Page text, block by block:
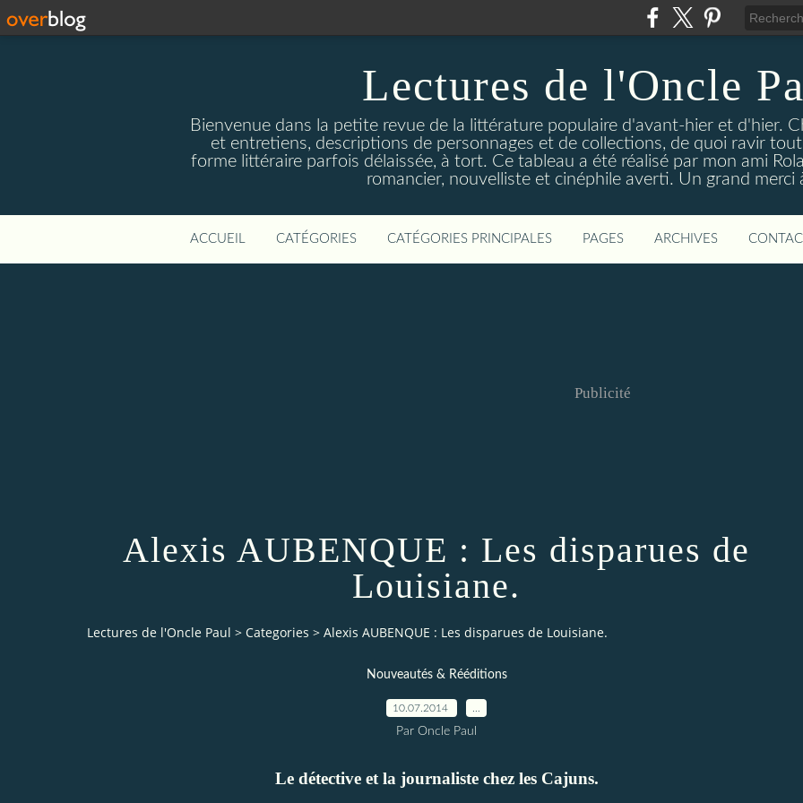
Lectures de l'Oncle
Bienvenue dans la petite revue de la littérature populaire d'avant-hier et d'hier.
et entretiens, descriptions de personnages et de collections, de quoi ravir
forme littéraire parfois délaissée, à tort. Ce tableau a été réalisé par mon ami
romancier, nouvelliste et cinéphile averti. Un grand merci
ACCUEIL CATÉGORIES CATÉGORIES PRINCIPALES PAGES ARCHIVES
Publicité
Alexis AUBENQUE : Les disparues de
Louisiane.
Lectures de l'Oncle Paul > Categories > Alexis AUBENQUE : Les disparues de Louisiane.
Nouveautés & Rééditions
10.07.2014
Par Oncle Paul
Le détective et la journaliste chez les Cajuns.